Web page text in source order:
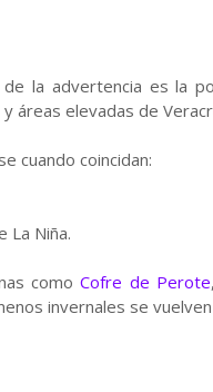
la advertencia es la
y áreas elevadas de
cuando coincidan:
La Niña.
comoCofre de Perote,
invernales se